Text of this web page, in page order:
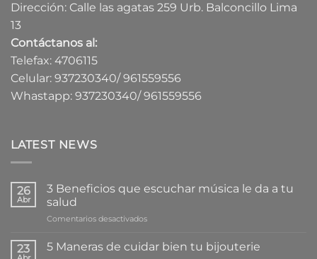
Dirección: Calle las agatas 259 Urb. Balconcillo Lima
13
Contáctanos al:
Telefax: 4706115
Celular: 937230340/ 961559556
Whastapp: 937230340/ 961559556
LATEST NEWS
26
Abr
3 Beneficios que escuchar música le da a tu
salud
Comentarios desactivadosen
Beneficios
23 5 Maneras de cuidar bien tu bijouterie